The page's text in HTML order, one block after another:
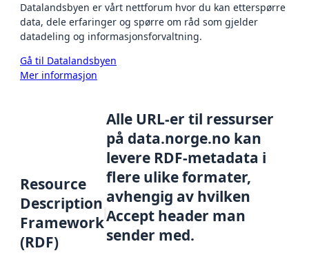
Datalandsbyen er vårt nettforum hvor du kan etterspørre
data, dele erfaringer og spørre om råd som gjelder
datadeling og informasjonsforvaltning.
Gå til Datalandsbyen
Mer informasjon
Resource
Description
Framework
(RDF)
Alle URL-er til ressurser
på data.norge.no kan
levere RDF-metadata i
flere ulike formater,
avhengig av hvilken
Accept header man
sender med.